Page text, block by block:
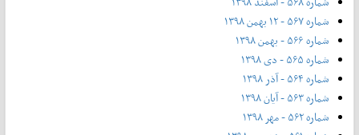
شماره ۵۶۷ - ۱۲ بهمن ۱۳۹۸
شماره ۵۶۶ - بهمن ۱۳۹۸
شماره ۵۶۵ - دی ۱۳۹۸
شماره ۵۶۴ - آذر ۱۳۹۸
شماره ۵۶۳ - آیان ۱۳۹۸
شماره ۵۶۲ - مهر ۱۳۹۸